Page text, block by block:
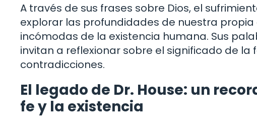
A través de sus frases sobre Dios, el
explorar las profundidades de nuestra
incómodas de la existencia humana. Sus
invitan a reflexionar sobre el significado de
contradicciones.
El legado de Dr. House: un
fe y la existencia